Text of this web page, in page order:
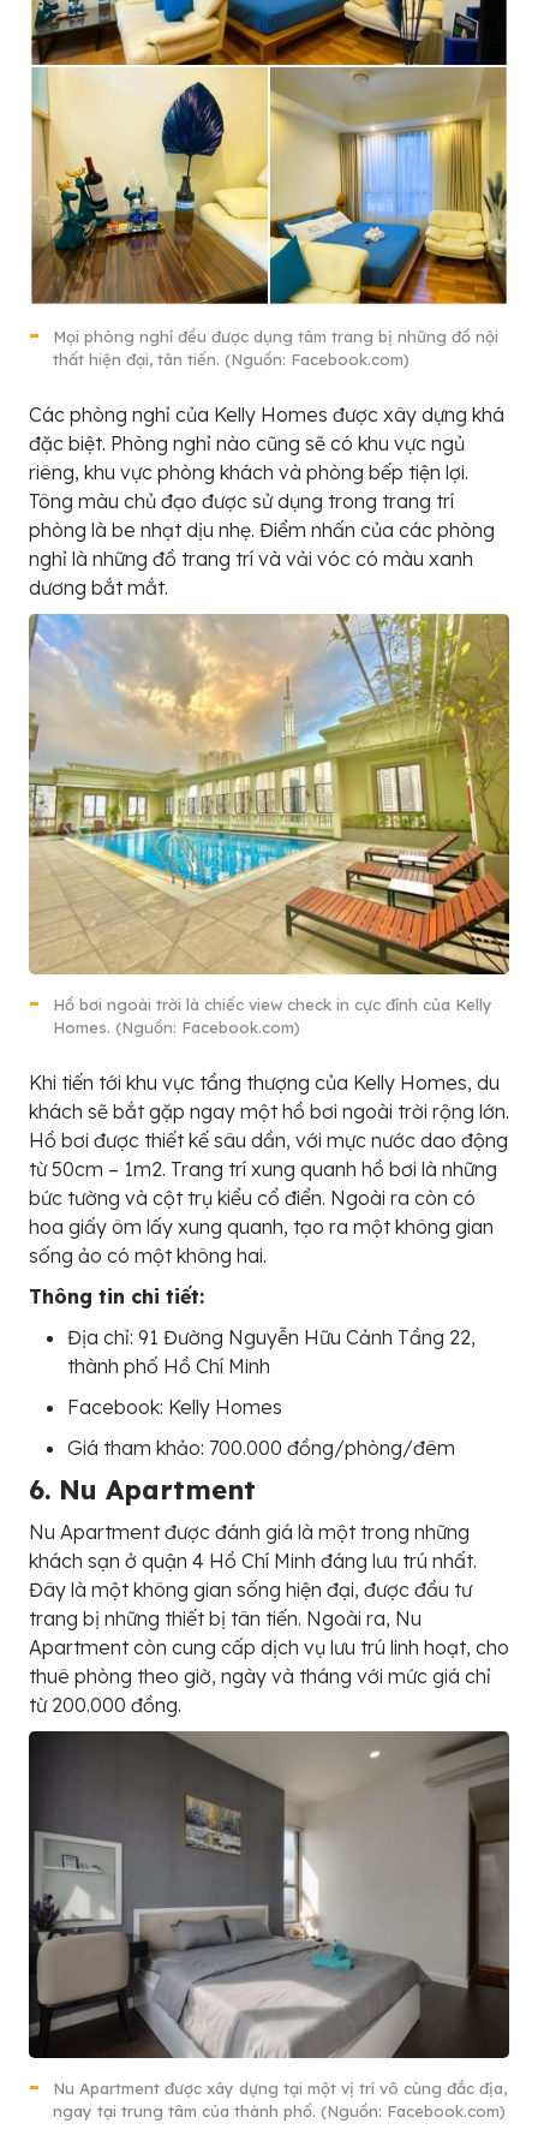
Mọi phòng nghỉ đều được dụng tâm trang bị những đồ nội
thất hiện đại, tân tiến. (Nguồn: Facebook.com)
Các phòng nghỉ của Kelly Homes được xây dựng khá
đặc biệt. Phòng nghỉ nào cũng sẽ có khu vực ngủ
riêng, khu vực phòng khách và phòng bếp tiện lợi.
Tông màu chủ đạo được sử dụng trong trang trí
phòng là be nhạt dịu nhẹ. Điểm nhấn của các phòng
nghỉ là những đồ trang trí và vải vóc có màu xanh
dương bắt mắt.
Hồ bơi ngoài trời là chiếc view check in cực đỉnh của Kelly
Homes. (Nguồn: Facebook.com)
Khi tiến tới khu vực tầng thượng của Kelly Homes, du
khách sẽ bắt gặp ngay một hồ bơi ngoài trời rộng lớn.
Hồ bơi được thiết kế sâu dần, với mực nước dao động
từ 50cm – 1m2. Trang trí xung quanh hồ bơi là những
bức tường và cột trụ kiểu cổ điển. Ngoài ra còn có
hoa giấy ôm lấy xung quanh, tạo ra một không gian
sống ảo có một không hai.
Thông tin chi tiết:
Địa chỉ: 91 Đường Nguyễn Hữu Cảnh Tầng 22,
thành phố Hồ Chí Minh
Facebook: Kelly Homes
Giá tham khảo: 700.000 đồng/phòng/đêm
6. Nu Apartment
Nu Apartment được đánh giá là một trong những
khách sạn ở quận 4 Hồ Chí Minh đáng lưu trú nhất.
Đây là một không gian sống hiện đại, được đầu tư
trang bị những thiết bị tân tiến. Ngoài ra, Nu
Apartment còn cung cấp dịch vụ lưu trú linh hoạt, cho
thuê phòng theo giờ, ngày và tháng với mức giá chỉ
từ 200.000 đồng.
Nu Apartment được xây dựng tại một vị trí vô cùng đắc địa,
ngay tại trung tâm của thành phố. (Nguồn: Facebook.com)